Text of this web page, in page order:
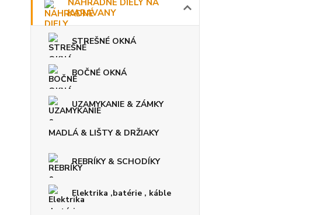
KARAVANY
STREŠNÉ OKNÁ
BOČNÉ OKNÁ
UZAMYKANIE & ZÁMKY
MADLÁ & LIŠTY & DRŽIAKY
REBRÍKY & SCHODÍKY
Elektrika ,batérie , káble